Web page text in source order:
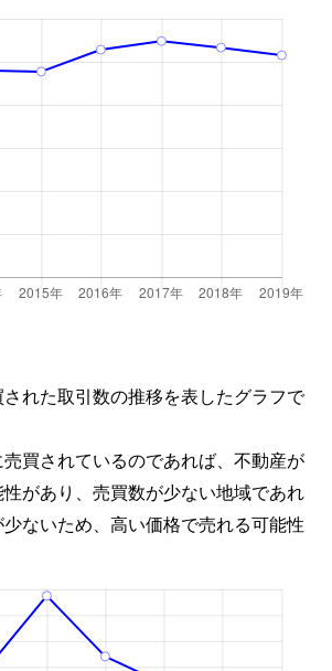
れた取引数の推移を表したグラフで
買されているのであれば、不動産が
があり、売買数が少ない地域であれ
ないため、高い価格で売れる可能性